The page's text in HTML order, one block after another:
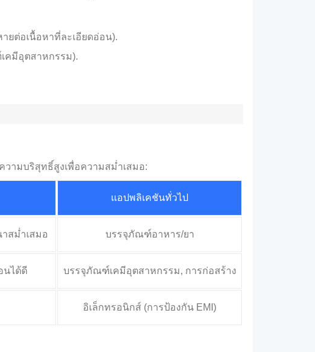
ยต่อเนื้อหาที่ละเอียดอ่อน).
คมีอุตสาหกรรม).
ามบริสุทธิ์สูงเพื่อความสม่ำเสมอ:
แอปพลิเคชันทั่วไป
สม่ำเสมอ บรรจุภัณฑ์อาหาร/ยา
นได้ดี บรรจุภัณฑ์เคมีอุตสาหกรรม, การก่อสร้าง
อิเล็กทรอนิกส์ (การป้องกัน EMI)